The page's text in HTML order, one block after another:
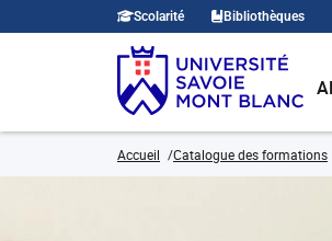
Scolarité Bibliothèques
Accueil Catalogue des formations